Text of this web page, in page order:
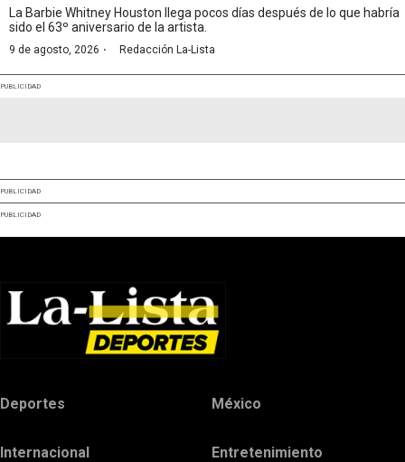
La Barbie Whitney Houston llega pocos días después de lo que habría
sido el 63º aniversario de la artista.
9 de agosto, 2026 · Redacción La-Lista
PUBLICIDAD
PUBLICIDAD
PUBLICIDAD
Deportes México
Internacional Entretenimiento